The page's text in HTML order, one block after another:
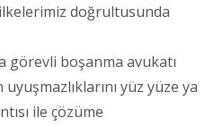
doğrultusunda
boşanma avukatı
yüz yüze ya
ile çözüme